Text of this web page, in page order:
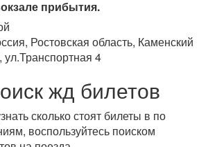
прибытия.
Ростовская область, Каменский
4
жд билетов
сколько стоят билеты в по
воспользуйтесь поиском